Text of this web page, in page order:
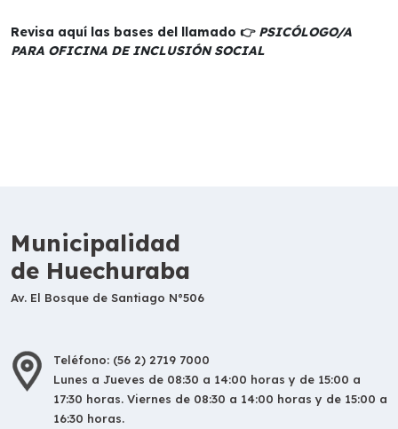
Revisa aquí las bases del llamado 👉 PSICÓLOGO/A
PARA OFICINA DE INCLUSIÓN SOCIAL
Municipalidad
de Huechuraba
Av. El Bosque de Santiago N°506
Teléfono: (56 2) 2719 7000
Lunes a Jueves de 08:30 a 14:00 horas y de 15:00 a
17:30 horas. Viernes de 08:30 a 14:00 horas y de 15:00 a
16:30 horas.